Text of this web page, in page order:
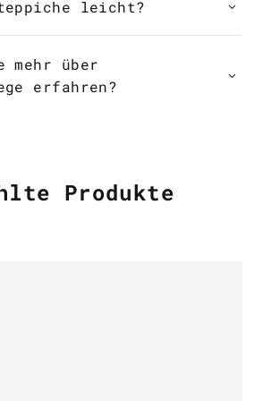
leicht?
mehr über
erfahren?
Produkte